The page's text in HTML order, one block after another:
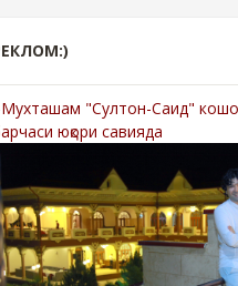
"Султон-Саид"
юқори савияда